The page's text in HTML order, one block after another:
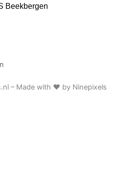
Beekbergen
– Made with ♥ by Ninepixels